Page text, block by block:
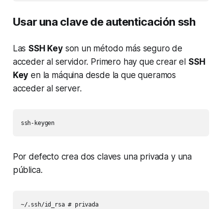
Usar una clave de autenticación ssh
Las SSH Keyson un método más seguro de
acceder al servidor. Primero hay que crear el SSH
Key en la máquina desde la que queramos
acceder al server.
ssh-keygen
Por defecto crea dos claves una privada y una
pública.
~/.ssh/id_rsa # privada